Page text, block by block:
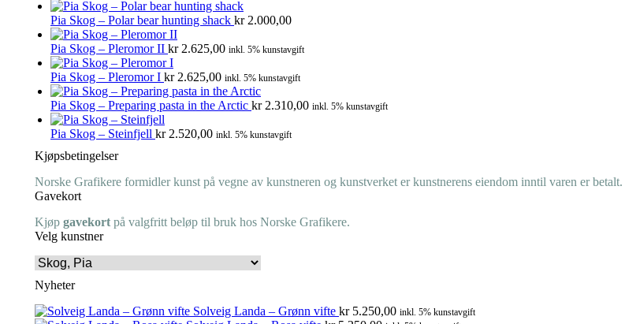
Pia Skog – Polar bear hunting shack kr2.000,00
Pia Skog – Pleromor II kr2.625,00 inkl. 5% kunstavgift
Pia Skog – Pleromor I kr2.625,00 inkl. 5% kunstavgift
Pia Skog – Preparing pasta in the Arctic kr2.310,00 inkl. 5% kunstavgift
Pia Skog – Steinfjell kr2.520,00 inkl. 5% kunstavgift
Kjøpsbetingelser
Norske Grafikere formidler kunst på vegne av kunstneren og kunstverket er kunstnerens eiendom inntil varen er betalt.
Gavekort
Kjøp gavekort på valgfritt beløp til bruk hos Norske Grafikere.
Velg kunstner
Nyheter
Solveig Landa – Grønn vifte kr5.250,00 inkl. 5% kunstavgift